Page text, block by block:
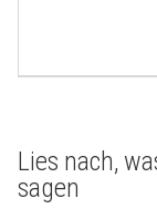
Lies nach,
sagen